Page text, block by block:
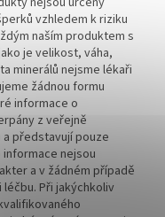
vzhledem k riziku
naším produktem s
je velikost, váha,
minerálů nejsme lékaři
žádnou formu
informace o
z veřejně
představují pouze
nejsou
a v žádném případě
Při jakýchkoliv